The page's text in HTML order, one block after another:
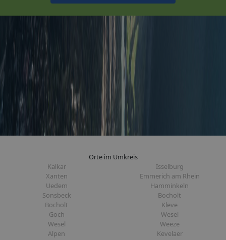
Orte im Umkreis
Kalkar
Isselburg
Xanten
Emmerich am Rhein
Uedem
Hamminkeln
Sonsbeck
Bocholt
Bocholt
Kleve
Goch
Wesel
Wesel
Weeze
Alpen
Kevelaer